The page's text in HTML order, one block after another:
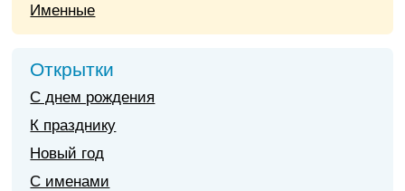
Именные
Открытки
С днем рождения
К празднику
Новый год
С именами